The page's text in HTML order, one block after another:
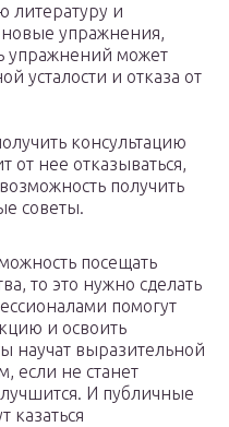
литературу и
новые упражнения,
упражнений может
усталости и отказа от
консультацию
от нее отказываться,
получить
советы.
посещать
то это нужно сделать
помогут
и освоить
научат выразительной
если не станет
И публичные
казаться